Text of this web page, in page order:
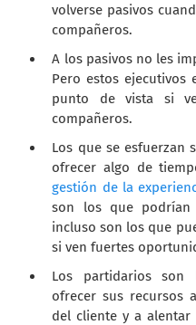
volverse pasivos
compañeros.
A los pasivos no les
Pero estos ejecutivos
punto de vista si
compañeros.
Los que se esfuerzan
ofrecer algo de
gestión de la
son los que podrían
incluso son los que
si ven fuertes
Los partidarios son
ofrecer sus recursos
del cliente y a